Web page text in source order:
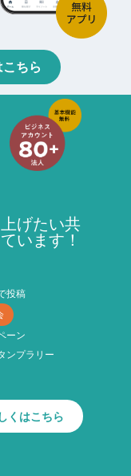
ちら
げたい共
います！
投稿
ーン
ンプラリー
くはこちら